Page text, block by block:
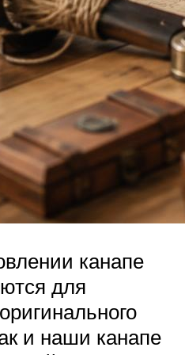
канапе
для
и наши канапе